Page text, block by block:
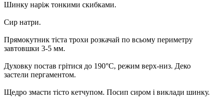
Шинку наріж тонкими скибками.
Сир натри.
Прямокутник тіста трохи розкачай по всьому периметру
завтовшки 3-5 мм.
Духовку постав грітися до 190°С, режим верх-низ. Деко
застели пергаментом.
Щедро змасти тісто кетчупом. Посип сиром і виклади шинку.